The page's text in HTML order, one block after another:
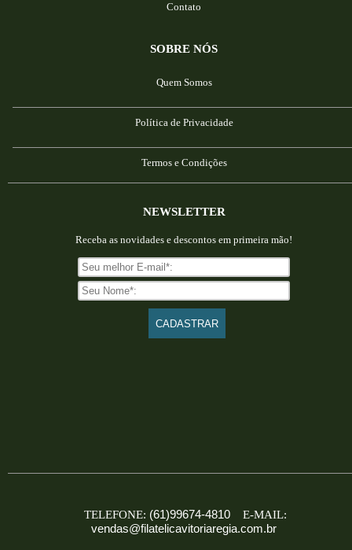
Contato
SOBRE NÓS
Quem Somos
Política de Privacidade
Termos e Condições
NEWSLETTER
Receba as novidades e descontos em primeira mão!
TELEFONE: (61)99674-4810 E-MAIL:
vendas@filatelicavitoriaregia.com.br